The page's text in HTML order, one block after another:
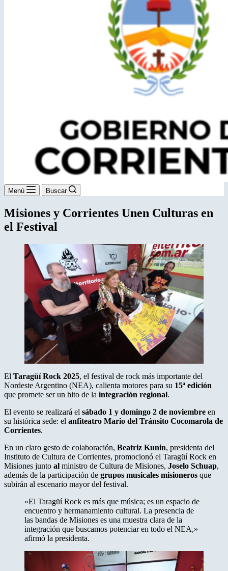
Menú Buscar
Misiones y Corrientes Unen Culturas en
el Festival
El Taragüí Rock 2025, el festival de rock más importante del
Nordeste Argentino (NEA), calienta motores para su 15ª edición
que promete ser un hito de la integración regional.
El evento se realizará el sábado 1 y domingo 2 de noviembre en
su histórica sede: el anfiteatro Mario del Tránsito Cocomarola de
Corrientes.
En un claro gesto de colaboración, Beatriz Kunin, presidenta del
Instituto de Cultura de Corrientes, promocionó el Taragüí Rock en
Misiones junto al ministro de Cultura de Misiones, Joselo Schuap,
además de la participación de grupos musicales misioneros que
subirán al escenario mayor del festival.
«El Taragüí Rock es más que música; es un espacio de
encuentro y hermanamiento cultural. La presencia de
las bandas de Misiones es una muestra clara de la
integración que buscamos potenciar en todo el NEA,»
afirmó la presidenta.